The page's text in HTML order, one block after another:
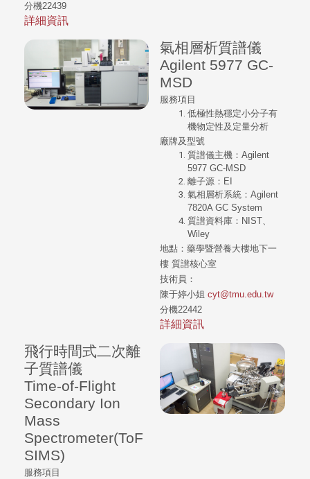
分機22439
詳細資訊
氣相層析質譜儀
Agilent 5977 GC-
MSD
服務項目
低極性熱穩定小分子有
機物定性及定量分析
廠牌及型號
質譜儀主機：Agilent
5977 GC-MSD
離子源：EI
氣相層析系統：Agilent
7820A GC System
質譜資料庫：NIST、
Wiley
地點：藥學暨營養大樓地下一
樓 質譜核心室
技術員：
陳于婷小姐cyt@tmu.edu.tw
分機22442
詳細資訊
飛行時間式二次離
子質譜儀
Time-of-Flight
Secondary Ion
Mass
Spectrometer(ToF
SIMS)
服務項目